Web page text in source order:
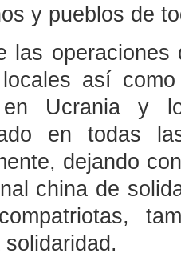
y pueblos de
las
así
en Ucrania y
en todas
dejando
china de